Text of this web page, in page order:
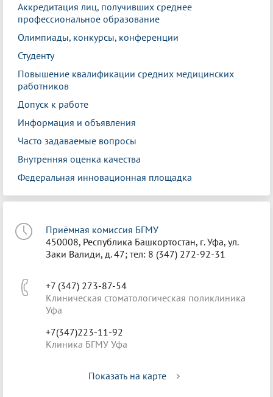
Аккредитация лиц, получивших среднее
профессиональное образование
Олимпиады, конкурсы, конференции
Студенту
Повышение квалификации средних медицинских
работников
Допуск к работе
Информация и объявления
Часто задаваемые вопросы
Внутренняя оценка качества
Федеральная инновационная площадка
Приёмная комиссия БГМУ
450008, Республика Башкортостан, г. Уфа, ул.
Заки Валиди, д. 47; тел: 8 (347) 272-92-31
+7 (347) 273-87-54
Клиническая стоматологическая поликлиника
Уфа
+7(347)223-11-92
Клиника БГМУ Уфа
Показать на карте